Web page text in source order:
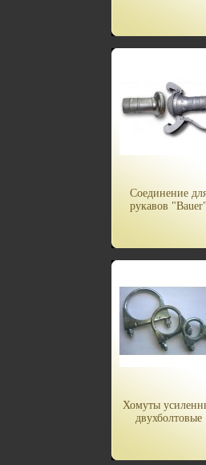
Соединение
рукавов
Хомуты
двухболтовые